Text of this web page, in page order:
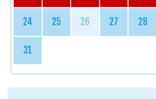
24 25 26 27 28
31